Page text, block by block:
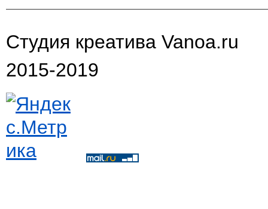
Студия креатива Vanoa.ru
2015-2019